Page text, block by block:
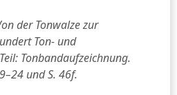
der Tonwalze zur
Ton- und
Tonbandaufzeichnung.
und S. 46f.